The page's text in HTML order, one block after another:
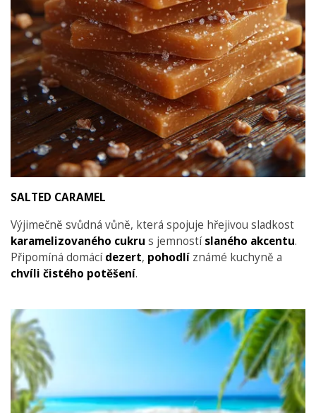
SALTED CARAMEL
Výjimečně svůdná vůně, která spojuje hřejivou sladkost
karamelizovaného cukru s jemnostíslaného akcentu.
Připomíná domácídezert, pohodlí známé kuchyně a
chvíli čistého potěšení.